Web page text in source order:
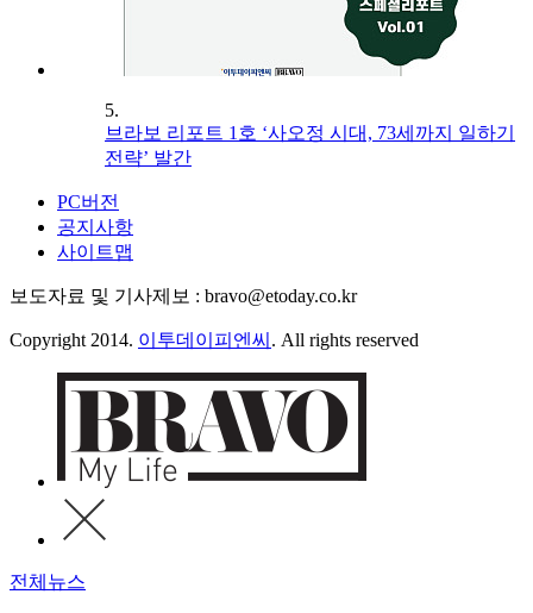
5.
브라보 리포트 1호 ‘사오정 시대, 73세까지 일하기
전략’ 발간
PC버전
공지사항
사이트맵
보도자료 및 기사제보 : bravo@etoday.co.kr
Copyright 2014. 이투데이피엔씨 . All rights reserved
전체뉴스